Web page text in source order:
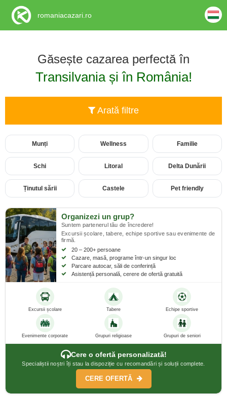
Găsește cazarea perfectă în
Transilvania și în România!
Arată filtre
Munți Wellness Familie
Schi Litoral Delta Dunării
Ținutul sării Castele Pet friendly
Organizezi un grup?
Suntem partenerul tău de încredere!
Excursii școlare, tabere, echipe sportive sau evenimente de
firmă.
20 – 200+ persoane
Cazare, masă, programe într-un singur loc
Parcare autocar, săli de conferință
Asistență personală, cerere de ofertă gratuită
Excursii școlare Tabere Echipe sportive
Evenimente corporate Grupuri religioase Grupuri de seniori
Cere o ofertă personalizată!
Specialiștii noștri îți stau la dispoziție cu recomandări și soluții complete.
CERE OFERTĂ
romaniacazari.ro